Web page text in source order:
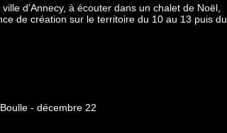
d'Annecy, à écouter dans un chalet de Noël,
de création sur le territoire du 10 au 13 puis du
- décembre 22